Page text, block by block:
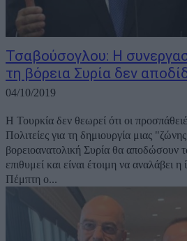
Τσαβούσογλου: Η
τη βόρεια Συρία δεν
04/10/2019
Η Τουρκία δεν θεωρεί ότι οι
Πολιτείες για τη δημιουργία μιας
βορειοανατολική Συρία θα αποδώσουν
επιθυμεί και είναι έτοιμη να αναλάβει
Πέμπτη ο...